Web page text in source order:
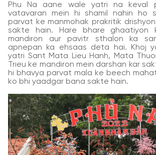
Phu Na aane wale yatri na keval
vatavaran mein hi shamil nahin ho
parvat ke manmohak prakritik
sakte hain. Hare bhare ghaatiyon
mandiron aur pavitr sthalon ka
apnepan ka ehsaas deta hai. Khoj
yatri Sant Mata Lieu Hanh, Mata
Trieu ke mandiron mein darshan kar
hi bhavya parvat mala ke beech
ko bhi yaadgar bana sakte hain.